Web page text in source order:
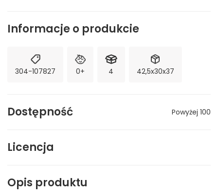
Informacje o produkcie
304-107827 0+ 4 42,5x30x37
Dostępność Powyżej 100
Licencja
Opis produktu